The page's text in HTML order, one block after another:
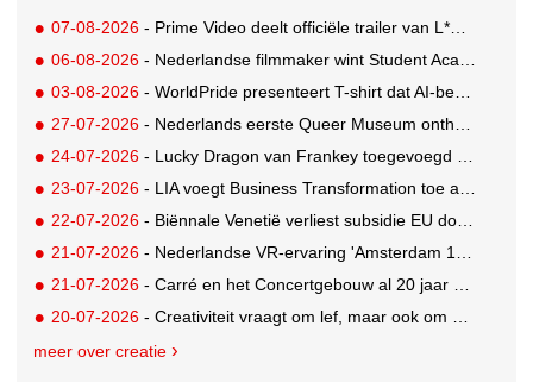
07-08-2026 - Prime Video deelt officiële trailer van L*VE KLEINE
06-08-2026 - Nederlandse filmmaker wint Student Academy Award
03-08-2026 - WorldPride presenteert T-shirt dat AI-bewakingscamera's misleidt
27-07-2026 - Nederlands eerste Queer Museum onthult nieuwe visuele identiteit
24-07-2026 - Lucky Dragon van Frankey toegevoegd aan vaste opstelling STRAAT Museum
23-07-2026 - LIA voegt Business Transformation toe als prijzencategorie
22-07-2026 - Biënnale Venetië verliest subsidie EU door deelname Rusland
21-07-2026 - Nederlandse VR-ervaring 'Amsterdam 1652' geselecteerd voor filmfestival Venetië
21-07-2026 - Carré en het Concertgebouw al 20 jaar absolute favorieten van cultuurpubliek
20-07-2026 - Creativiteit vraagt om lef, maar ook om een plan voor als het misgaat
meer over creatie